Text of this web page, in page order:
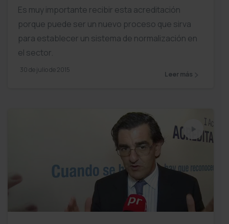
Es muy importante recibir esta acreditación
porque puede ser un nuevo proceso que sirva
para establecer un sistema de normalización en
el sector.
30 de julio de 2015
Leer más